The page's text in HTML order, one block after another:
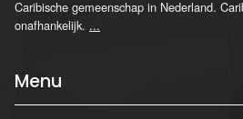
Caribische gemeenschap in Nederland.
onafhankelijk. ...
Menu